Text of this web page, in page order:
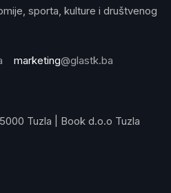
sporta, kulture i društvenog
marketing@glastk.ba
Tuzla | Book d.o.o Tuzla